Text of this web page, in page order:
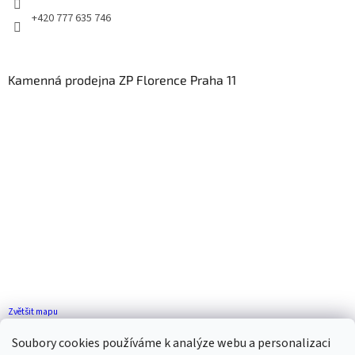
Soubory cookies používáme k analýze webu a personalizaci
+420 777 635 746
Kamenná prodejna ZP Florence Praha 11
Zvětšit mapu